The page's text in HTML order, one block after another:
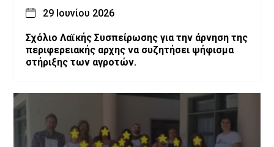
29 Ιουνίου 2026
Σχόλιο Λαϊκής Συσπείρωσης για την άρνηση της
περιφερειακής αρχης να συζητήσει ψήφισμα
στήριξης των αγροτών.